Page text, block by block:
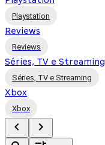
Playstation
Reviews
Reviews
Séries, TV e Streaming
Séries, TV e Streaming
Xbox
Xbox